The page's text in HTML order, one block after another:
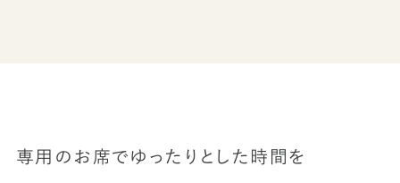
専用のお席でゆったりとした時間を